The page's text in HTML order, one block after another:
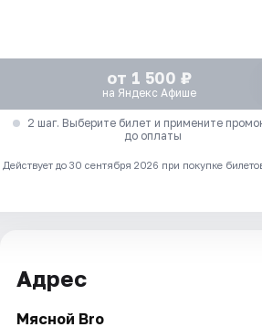
от 1 500 ₽
на Яндекс Афише
2 шаг. Выберите билет и примените
до оплаты
Действует до 30 сентября 2026 при покупке
Адрес
Мясной Bro